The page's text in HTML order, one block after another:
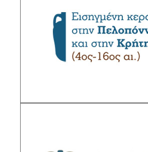
Βυζαντινή εποχή, με βάση τη
κεραμικής: Η περίπτωση της
και της Κρήτης
Υπεύθυνη ερευνήτρια:
Διευθύντρια Ερευνών